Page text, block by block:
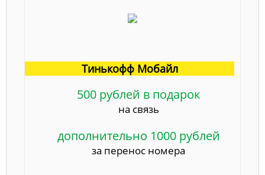
Тинькофф Мобайл
500 рублей в подарок
на связь
дополнительно 1000 рублей
за перенос номера